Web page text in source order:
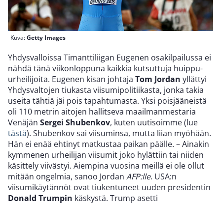
Kuva:Getty Images
Yhdysvalloissa Timanttiliigan Eugenen osakilpailussa ei
nähdä tänä viikonloppuna kaikkia kutsuttuja huippu-
urheilijoita. Eugenen kisan johtaja Tom Jordan yllättyi
Yhdysvaltojen tiukasta viisumipolitiikasta, jonka takia
useita tähtiä jäi pois tapahtumasta. Yksi poisjääneistä
oli 110 metrin aitojen hallitseva maailmanmestaria
Venäjän Sergei Shubenkov, kuten uutisoimme (lue
tästä). Shubenkov sai viisuminsa, mutta liian myöhään.
Hän ei enää ehtinyt matkustaa paikan päälle. – Ainakin
kymmenen urheilijan viisumit joko hylättiin tai niiden
käsittely viivästyi. Aiempina vuosina meillä ei ole ollut
mitään ongelmia, sanoo Jordan AFP:lle. USA:n
viisumikäytännöt ovat tiukentuneet uuden presidentin
Donald Trumpin käskystä. Trump asetti